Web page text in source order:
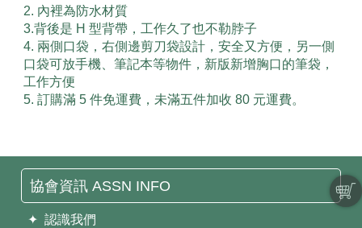
2. 內裡為防水材質
3.背後是 H 型背帶，工作久了也不勒脖子
4. 兩側口袋，右側邊剪刀袋設計，安全又方便，另一側
口袋可放手機、筆記本等物件，新版新增胸口的筆袋，
工作方便
5. 訂購滿 5 件免運費，未滿五件加收 80 元運費。
協會資訊 ASSN INFO
✦ 認識我們